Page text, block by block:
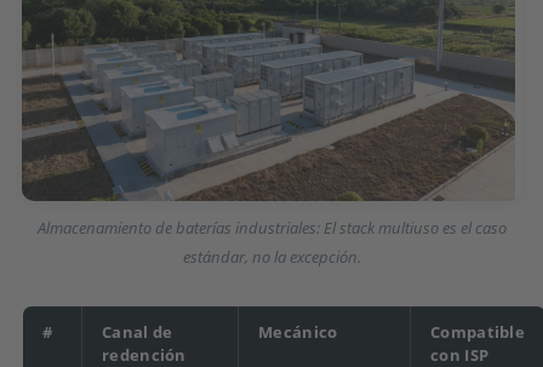
Almacenamiento de baterías industriales: El stack multiuso es el caso
estándar, no la excepción.
#
Canal de
redención
Mecánico
Compatible
con ISP